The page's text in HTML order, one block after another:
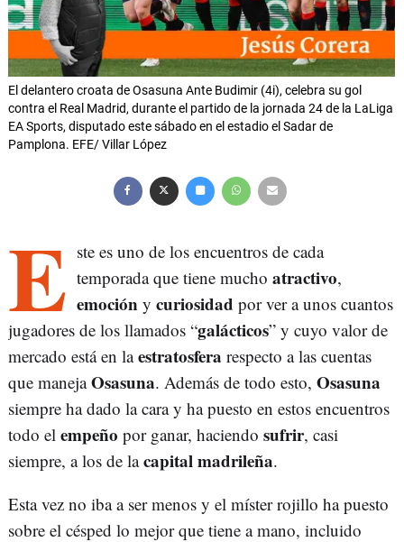
El delantero croata de Osasuna Ante Budimir (4i), celebra su gol
contra el Real Madrid, durante el partido de la jornada 24 de la LaLiga
EA Sports, disputado este sábado en el estadio el Sadar de
Pamplona. EFE/ Villar López
E ste es uno de los encuentros de cada
temporada que tiene mucho atractivo,
emoción y curiosidad por ver a unos cuantos
jugadores de los llamados “galácticos” y cuyo valor de
mercado está en laestratosfera respecto a las cuentas
que manejaOsasuna. Además de todo esto, Osasuna
siempre ha dado la cara y ha puesto en estos encuentros
todo el empeño por ganar, haciendo sufrir, casi
siempre, a los de lacapital madrileña.
Esta vez no iba a ser menos y el míster rojillo ha puesto
sobre el césped lo mejor que tiene a mano, incluido